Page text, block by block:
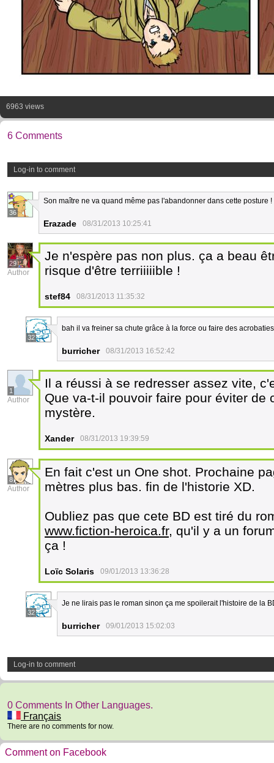
6963 views
6 Comments
Log-in to comment
36
Son maître ne va quand même pas l'abandonner dans cette posture !
Erazade 08/31/2013 10:25:41
29
Author
Je n'espère pas non plus. ça a beau
risque d'être terriiiiible !
stef84 08/31/2013 11:35:32
32
bah il va freiner sa chute grâce à la force ou faire des
burricher 08/31/2013 16:52:42
1
Author
Il a réussi à se redresser assez vite,
Que va-t-il pouvoir faire pour éviter de
mystère.
Xander 08/31/2013 19:39:59
8
Author
En fait c'est un One shot. Prochaine
mètres plus bas. fin de l'historie XD.
Oubliez pas que cete BD est tiré du
www.fiction-heroica.fr, qu'il y a un
ça !
Loïc Solaris 09/01/2013 13:36:28
32
Je ne lirais pas le roman sinon ça me spoilerait l'histoire de la
burricher 09/01/2013 15:02:03
Log-in to comment
0 Comments In Other Languages.
Français
There are no comments for now.
Comment on Facebook